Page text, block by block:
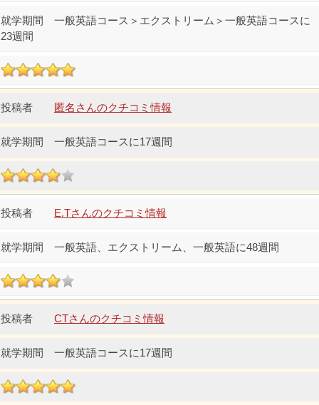
一般英語コース＞エクストリーム＞一般英語コースに
23週間
匿名さんのクチコミ情報
一般英語コースに17週間
E.Tさんのクチコミ情報
一般英語、エクストリーム、一般英語に48週間
CTさんのクチコミ情報
一般英語コースに17週間